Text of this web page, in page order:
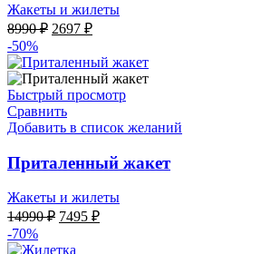
Жакеты и жилеты
8990₽ Первоначальная
составляла
8990 ₽.
2697 ₽Текущая
2697 ₽.
-50%
Быстрый просмотр
Сравнить
Добавить в список желаний
Приталенный жакет
Жакеты и жилеты
14990₽ Первоначальная
составляла
7495 ₽Текущая
-70%